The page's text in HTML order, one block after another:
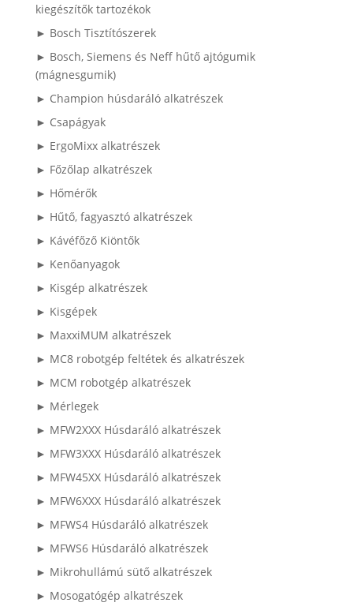
kiegészítők tartozékok
► Bosch Tisztítószerek
► Bosch, Siemens és Neff hűtő ajtógumik
(mágnesgumik)
► Champion húsdaráló alkatrészek
► Csapágyak
► ErgoMixx alkatrészek
► Főzőlap alkatrészek
► Hőmérők
► Hűtő, fagyasztó alkatrészek
► Kávéfőző Kiöntők
► Kenőanyagok
► Kisgép alkatrészek
► Kisgépek
► MaxxiMUM alkatrészek
► MC8 robotgép feltétek és alkatrészek
► MCM robotgép alkatrészek
► Mérlegek
► MFW2XXX Húsdaráló alkatrészek
► MFW3XXX Húsdaráló alkatrészek
► MFW45XX Húsdaráló alkatrészek
► MFW6XXX Húsdaráló alkatrészek
► MFWS4 Húsdaráló alkatrészek
► MFWS6 Húsdaráló alkatrészek
► Mikrohullámú sütő alkatrészek
► Mosogatógép alkatrészek